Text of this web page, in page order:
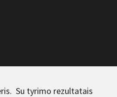
Su tyrimo rezultatais